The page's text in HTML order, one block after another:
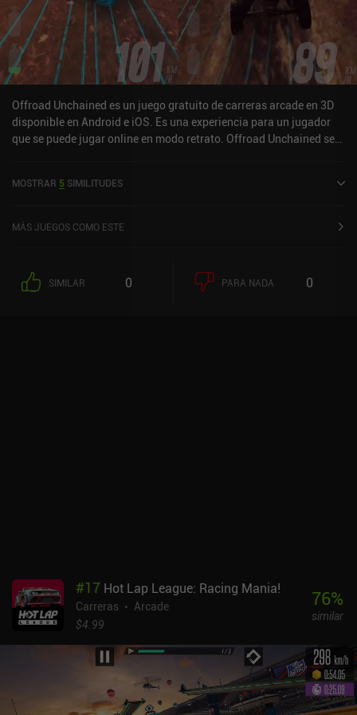
Vroomies es completamente gratuito, sin anuncios ni iAP. El juego
parece muy simple al principio, pero tiene mucho que ofrecer. Es un
gran ejemplo de juego indie único bien hecho, y eso es lo que lo
convierte en una joya oculta que todo aficionado a las carreras y
los juegos de ritmo debe probar.
Offroad Unchained es un juego gratuito de carreras arcade en 3D
disponible en Android e iOS. Es una experiencia para un jugador
que se puede jugar online en modo retrato. Offroad Unchained se
MOSTRAR 5 SIMILITUDES
MÁS JUEGOS COMO ESTE
SIMILAR 0 PARA NADA 0
#17 Hot Lap League: Racing Mania!
Carreras
Arcade
$4.99
76%
similar